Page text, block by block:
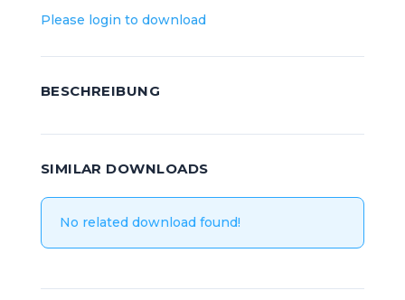
Please login to download
BESCHREIBUNG
SIMILAR DOWNLOADS
No related download found!